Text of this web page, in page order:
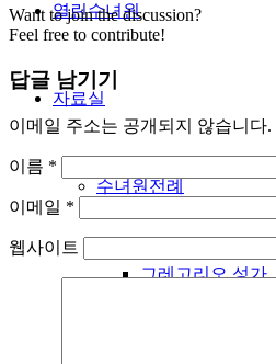
열린수녀원
자료실
수녀원전례
그레고리오 성가
Want to join the discussion?
Feel free to contribute!
답글 남기기
이메일 주소는 공개되지 않습니다.
이름 *
이메일 *
웹사이트